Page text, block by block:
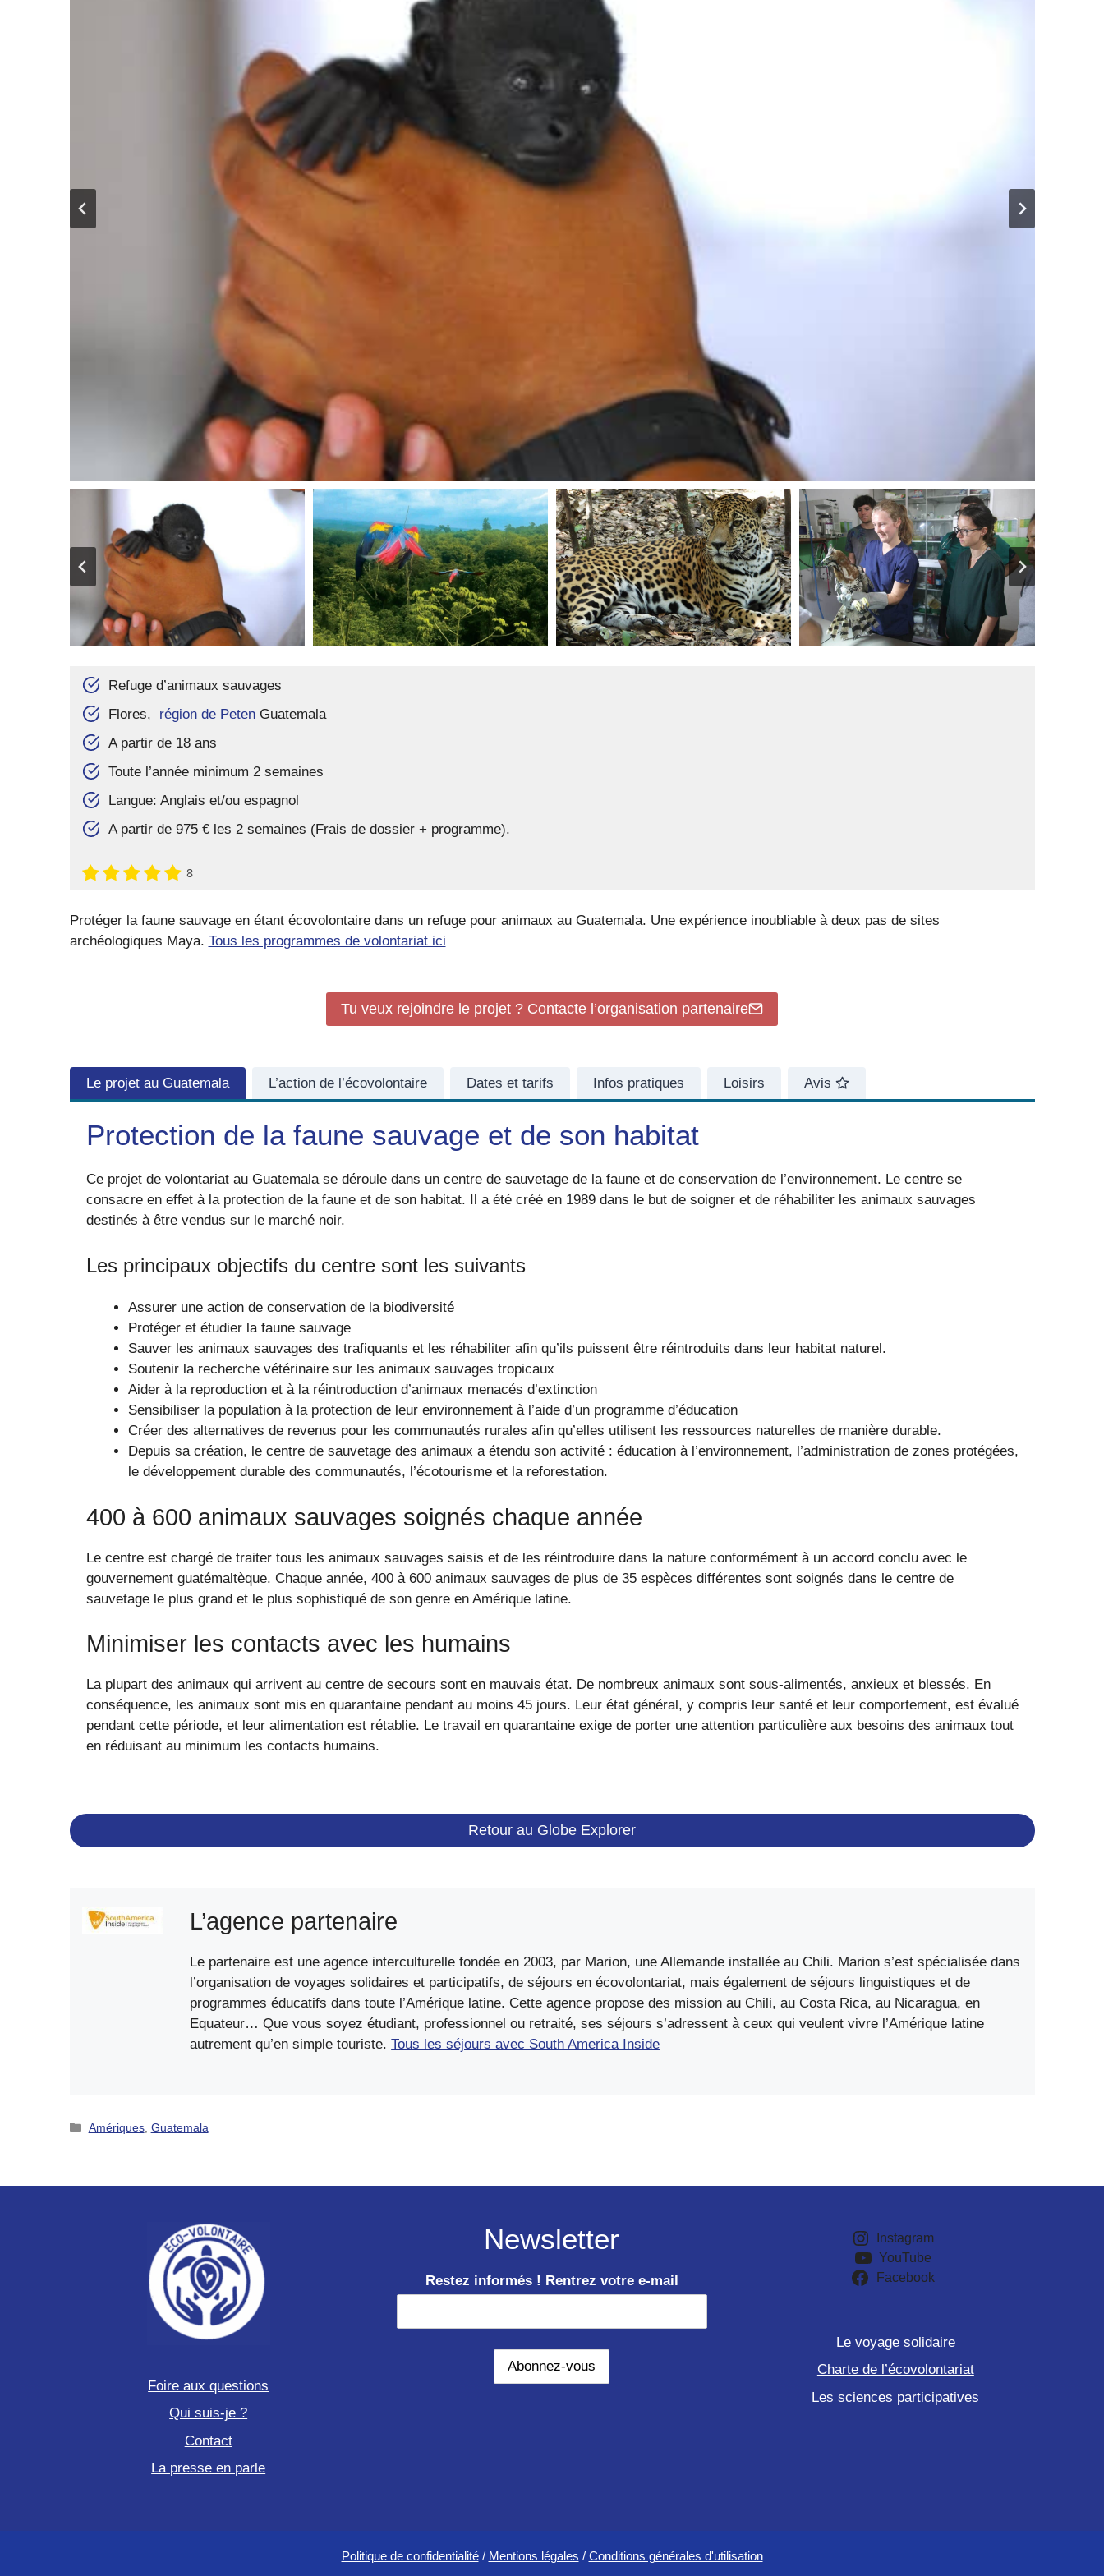
Refuge d’animaux sauvages
Flores, région de PetenGuatemala
A partir de 18 ans
Toute l’année minimum 2 semaines
Langue: Anglais et/ou espagnol
A partir de 975 € les 2 semaines (Frais de dossier + programme).
8
Protéger la faune sauvage en étant écovolontaire dans un refuge pour animaux au Guatemala. Une expérience inoubliable à deux pas de sites
archéologiques Maya. Tous les programmes de volontariat ici
Tu veux rejoindre le projet ? Contacte l’organisation partenaire
Le projet au Guatemala L’action de l’écovolontaire Dates et tarifs Infos pratiques Loisirs Avis
Protection de la faune sauvage et de son habitat
Ce projet de volontariat au Guatemala se déroule dans un centre de sauvetage de la faune et de conservation de l’environnement. Le centre se
consacre en effet à la protection de la faune et de son habitat. Il a été créé en 1989 dans le but de soigner et de réhabiliter les animaux sauvages
destinés à être vendus sur le marché noir.
Les principaux objectifs du centre sont les suivants
Assurer une action de conservation de la biodiversité
Protéger et étudier la faune sauvage
Sauver les animaux sauvages des trafiquants et les réhabiliter afin qu’ils puissent être réintroduits dans leur habitat naturel.
Soutenir la recherche vétérinaire sur les animaux sauvages tropicaux
Aider à la reproduction et à la réintroduction d’animaux menacés d’extinction
Sensibiliser la population à la protection de leur environnement à l’aide d’un programme d’éducation
Créer des alternatives de revenus pour les communautés rurales afin qu’elles utilisent les ressources naturelles de manière durable.
Depuis sa création, le centre de sauvetage des animaux a étendu son activité : éducation à l’environnement, l’administration de zones protégées,
le développement durable des communautés, l’écotourisme et la reforestation.
400 à 600 animaux sauvages soignés chaque année
Le centre est chargé de traiter tous les animaux sauvages saisis et de les réintroduire dans la nature conformément à un accord conclu avec le
gouvernement guatémaltèque. Chaque année, 400 à 600 animaux sauvages de plus de 35 espèces différentes sont soignés dans le centre de
sauvetage le plus grand et le plus sophistiqué de son genre en Amérique latine.
Minimiser les contacts avec les humains
La plupart des animaux qui arrivent au centre de secours sont en mauvais état. De nombreux animaux sont sous-alimentés, anxieux et blessés. En
conséquence, les animaux sont mis en quarantaine pendant au moins 45 jours. Leur état général, y compris leur santé et leur comportement, est évalué
pendant cette période, et leur alimentation est rétablie. Le travail en quarantaine exige de porter une attention particulière aux besoins des animaux tout
en réduisant au minimum les contacts humains.
Retour au Globe Explorer
L’agence partenaire
Le partenaire est une agence interculturelle fondée en 2003, par Marion, une Allemande installée au Chili. Marion s’est spécialisée dans
l’organisation de voyages solidaires et participatifs, de séjours en écovolontariat, mais également de séjours linguistiques et de
programmes éducatifs dans toute l’Amérique latine. Cette agence propose des mission au Chili, au Costa Rica, au Nicaragua, en
Equateur… Que vous soyez étudiant, professionnel ou retraité, ses séjours s’adressent à ceux qui veulent vivre l’Amérique latine
autrement qu’en simple touriste.Tous les séjours avec South America Inside
Catégories
Amériques, Guatemala
Foire aux questions
Qui suis-je ?
Contact
La presse en parle
Newsletter
Restez informés ! Rentrez votre e-mail
Instagram
YouTube
Facebook
Le voyage solidaire
Charte de l’écovolontariat
Les sciences participatives
Politique de confidentialité/ Mentions légales / Conditions générales d'utilisation